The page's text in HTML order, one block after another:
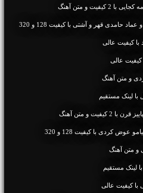
و متن آهنگ
حامدی قهر و آشتی با کیفیت 128 و 320
با کیفیت عالی
کیفیت عالی
و متن آهنگ
با لینک مستقیم
و متن آهنگ
کردی با کیفیت 128 و 320
و متن آهنگ
لینک مستقیم
با کیفیت عالی